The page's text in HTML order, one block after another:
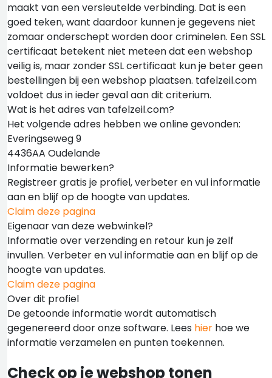
maakt van een versleutelde verbinding. Dat is een
goed teken, want daardoor kunnen je gegevens niet
zomaar onderschept worden door criminelen. Een SSL
certificaat betekent niet meteen dat een webshop
veilig is, maar zonder SSL certificaat kun je beter geen
bestellingen bij een webshop plaatsen. tafelzeil.com
voldoet dus in ieder geval aan dit criterium.
Wat is het adres van tafelzeil.com?
Het volgende adres hebben we online gevonden:
Everingseweg 9
4436AA Oudelande
Informatie bewerken?
Registreer gratis je profiel, verbeter en vul informatie
aan en blijf op de hoogte van updates.
Claim deze pagina
Eigenaar van deze webwinkel?
Informatie over verzending en retour kun je zelf
invullen. Verbeter en vul informatie aan en blijf op de
hoogte van updates.
Claim deze pagina
Over dit profiel
De getoonde informatie wordt automatisch
gegenereerd door onze software. Lees hier hoe we
informatie verzamelen en punten toekennen.
Check op je webshop tonen